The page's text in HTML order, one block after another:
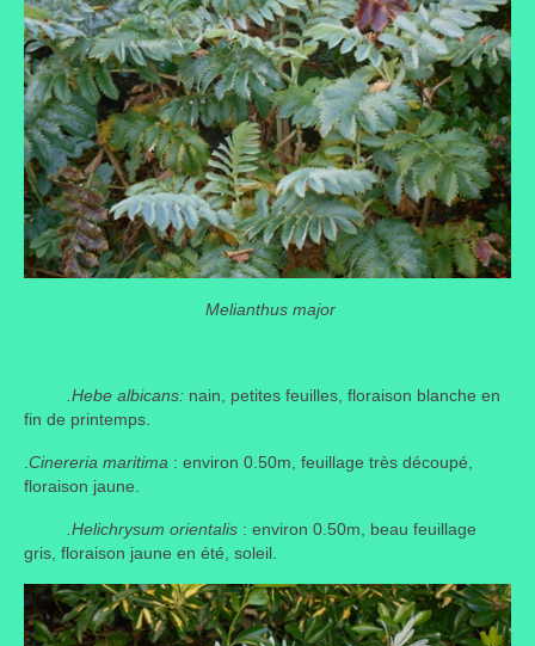
Melianthus major
.Hebe albicans: nain, petites feuilles, floraison blanche en
fin de printemps.
.Cinereria maritima : environ 0.50m, feuillage très découpé,
floraison jaune.
.Helichrysum orientalis : environ 0.50m, beau feuillage
gris, floraison jaune en été, soleil.